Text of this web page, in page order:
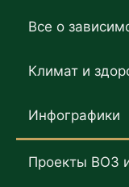
Все о
Климат и
Инфографики
Проекты ВОЗ